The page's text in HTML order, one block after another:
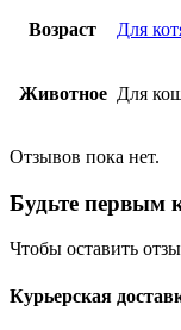
Возраст Для
Животное Для
Отзывов пока нет.
Будьте первым
Чтобы оставить
Курьерская